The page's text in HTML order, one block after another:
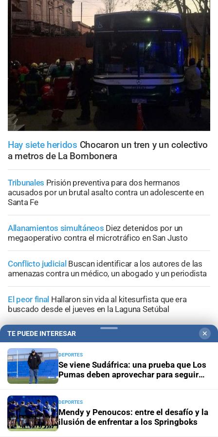
Hay siete heridos Chocaron un tren y un colectivo
a metros de La Bombonera
Tribunales Prisión preventiva para dos hermanos
acusados por un brutal asalto contra un adolescente en
Santa Fe
Allanamientos simultáneos Diez detenidos por un
megaoperativo contra el microtráfico en San Justo
Conflicto judicial Buscan identificar a los autores de las
amenazas contra un médico, un abogado y un periodista
El peor final Hallaron sin vida al kitesurfista que era
buscado desde el jueves en la Laguna Setúbal
+Información General
TE PUEDE INTERESAR ✕
DEPORTES
Se viene Sudáfrica: una prueba que Los
Pumas deben aprovechar para seguir
DEPORTES
Mendy y Penoucos: entre el desafío y la
ilusión de enfrentar a los Springboks